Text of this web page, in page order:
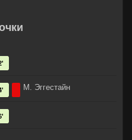
М. Эггестайн